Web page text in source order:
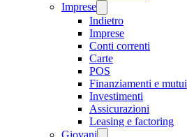
Imprese
Indietro
Imprese
Conti correnti
Carte
POS
Finanziamenti e mutui
Investimenti
Assicurazioni
Leasing e factoring
Giovani